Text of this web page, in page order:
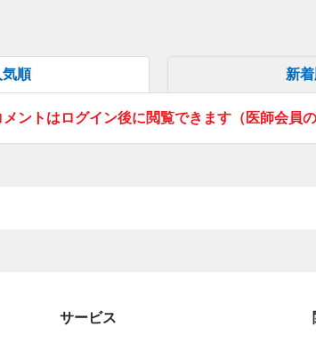
気順 新
ントはログイン後に閲覧できます（医師会員の
サービス